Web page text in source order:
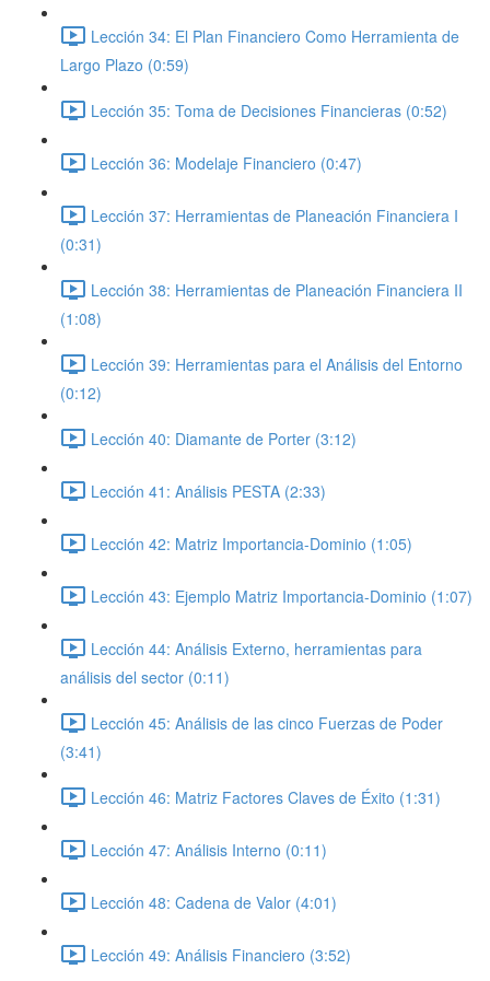
Lección 34: El Plan Financiero Como Herramienta de
Largo Plazo (0:59)
Lección 35: Toma de Decisiones Financieras (0:52)
Lección 36: Modelaje Financiero (0:47)
Lección 37: Herramientas de Planeación Financiera I
(0:31)
Lección 38: Herramientas de Planeación Financiera II
(1:08)
Lección 39: Herramientas para el Análisis del Entorno
(0:12)
Lección 40: Diamante de Porter (3:12)
Lección 41: Análisis PESTA (2:33)
Lección 42: Matriz Importancia-Dominio (1:05)
Lección 43: Ejemplo Matriz Importancia-Dominio (1:07)
Lección 44: Análisis Externo, herramientas para
análisis del sector (0:11)
Lección 45: Análisis de las cinco Fuerzas de Poder
(3:41)
Lección 46: Matriz Factores Claves de Éxito (1:31)
Lección 47: Análisis Interno (0:11)
Lección 48: Cadena de Valor (4:01)
Lección 49: Análisis Financiero (3:52)